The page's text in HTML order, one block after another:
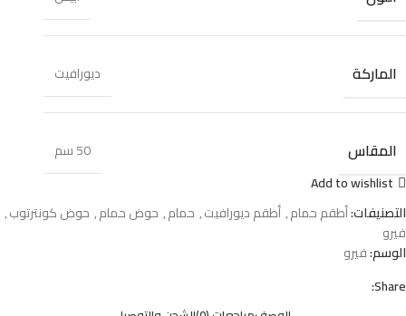
الماركة ديورافيت
المقاس
50 سم
Add to wishlist
التصنيفات:أطقم حمام,أطقم ديورافيت, حمام, حوض حمام, حوض كونترتوب,
فيرو
الوسم:فيرو
Share: